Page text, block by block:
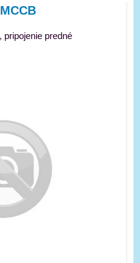
pripojenie predné